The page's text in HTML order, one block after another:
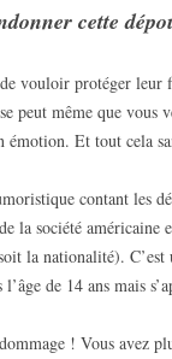
cette
vouloir protéger
peut même que vous
émotion. Et tout cela
contant les
la société américaine
la nationalité). C’est
de 14 ans mais
! Vous avez